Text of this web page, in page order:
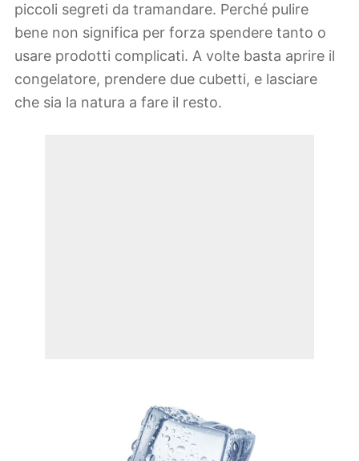
piccoli segreti da tramandare. Perché pulire
bene non significa per forza spendere tanto o
usare prodotti complicati. A volte basta aprire il
congelatore, prendere due cubetti, e lasciare
che sia la natura a fare il resto.